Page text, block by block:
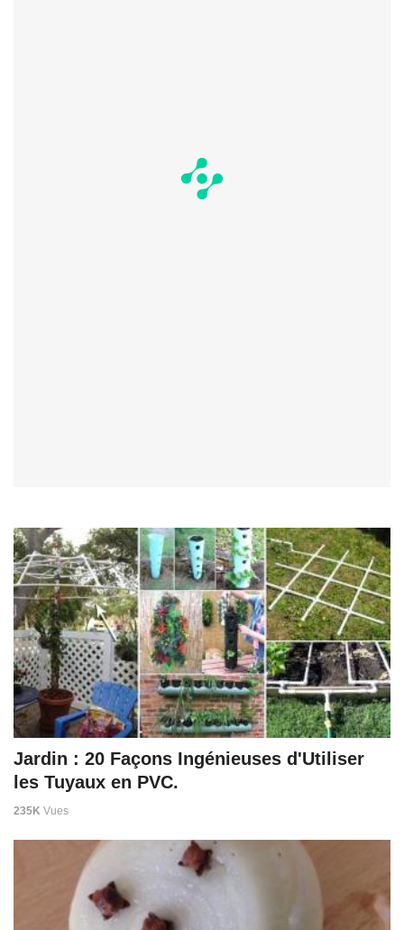
Jardin : 20 Façons Ingénieuses d'Utiliser
les Tuyaux en PVC.
235K Vues